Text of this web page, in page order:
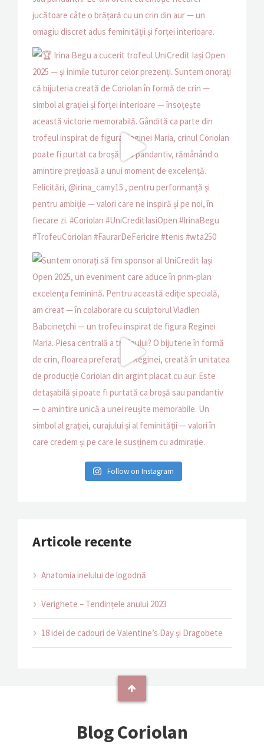
Follow on Instagram
Articole recente
Anatomia inelului de logodnă
Verighete – Tendințele anului 2023
18 idei de cadouri de Valentine’s Day și Dragobete
Blog Coriolan